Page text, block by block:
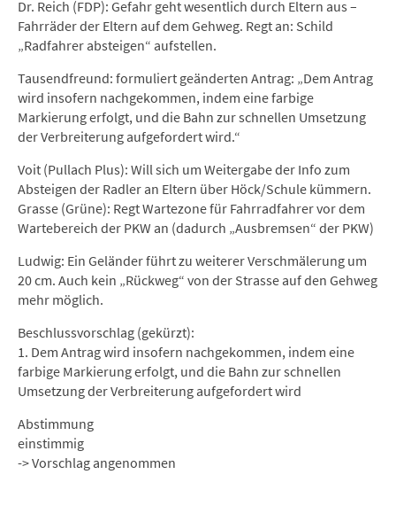
Dr. Reich (FDP): Gefahr geht wesentlich durch Eltern aus –
Fahrräder der Eltern auf dem Gehweg. Regt an: Schild
„Radfahrer absteigen“ aufstellen.
Tausendfreund: formuliert geänderten Antrag: „Dem Antrag
wird insofern nachgekommen, indem eine farbige
Markierung erfolgt, und die Bahn zur schnellen Umsetzung
der Verbreiterung aufgefordert wird.“
Voit (Pullach Plus): Will sich um Weitergabe der Info zum
Absteigen der Radler an Eltern über Höck/Schule kümmern.
Grasse (Grüne): Regt Wartezone für Fahrradfahrer vor dem
Wartebereich der PKW an (dadurch „Ausbremsen“ der PKW)
Ludwig: Ein Geländer führt zu weiterer Verschmälerung um
20 cm. Auch kein „Rückweg“ von der Strasse auf den Gehweg
mehr möglich.
Beschlussvorschlag (gekürzt):
1. Dem Antrag wird insofern nachgekommen, indem eine
farbige Markierung erfolgt, und die Bahn zur schnellen
Umsetzung der Verbreiterung aufgefordert wird
Abstimmung
einstimmig
-> Vorschlag angenommen